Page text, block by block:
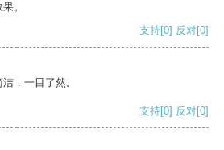
。
支持[0] 反对[0]
，一目了然。
支持[0] 反对[0]